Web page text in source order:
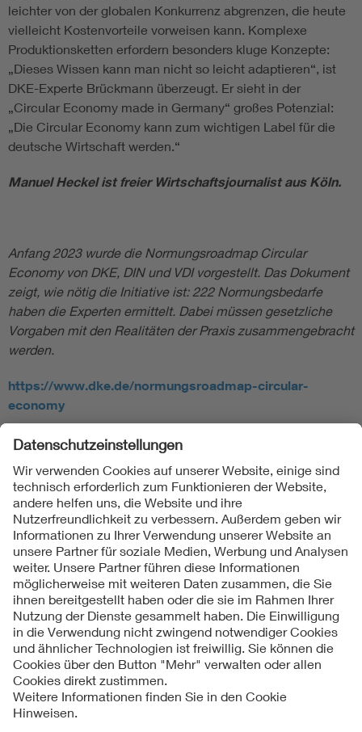
leichter von der globalen Konkurrenz abgrenzen, die heute
vielleicht Kostenvorteile vorweisen kann. Komplexe
Produktionsketten erfordern besonders kluge Konzepte:
„Dieses Wissen kann man nicht so leicht adaptieren“, ist
DKE-Experte Brückmann überzeugt. Er sieht in der
„Circular Economy made in Germany“ großes Potenzial:
„Die Circular Economy kann zum wichtigen Label für die
deutsche Wirtschaft werden.“
Manuel Heckel ist freier Wirtschaftsjournalist aus Köln.
Anfang 2023 wurde die Normungsroadmap Circular
Economy von DKE, DIN und VDI vorgestellt. Das Dokument
zeigt, wie nötig die Initiative ist: 222 Normungsbedarfe
haben die Experten ermittelt. Dabei müssen gesetzliche
Vorgaben mit den Realitäten der Praxis zusammengebracht
werden.
https://www.dke.de/normungsroadmap-circular-
economy
Folgen Sie uns
Kontakte
Service
Impressum
Datenschutzinformationen